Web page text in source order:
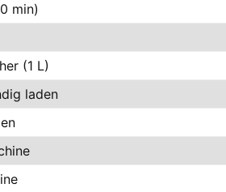
min)
(1 L)
laden